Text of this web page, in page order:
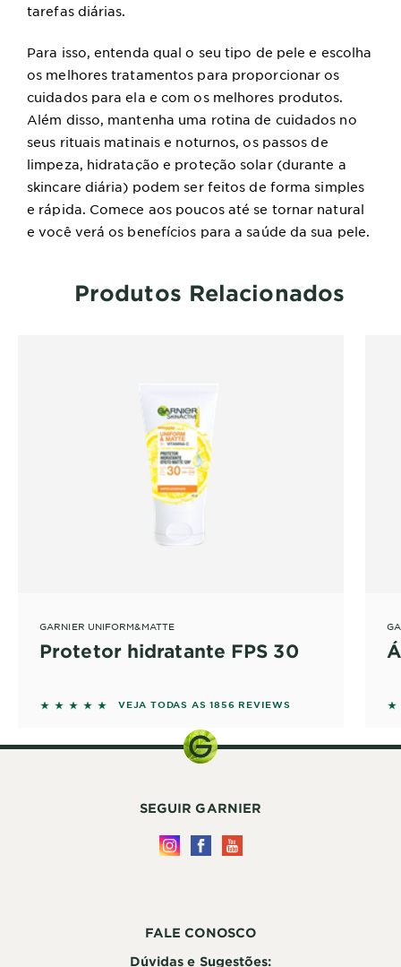
tarefas diárias.
Para isso, entenda qual o seu tipo de pele e escolha
os melhores tratamentos para proporcionar os
cuidados para ela e com os melhores produtos.
Além disso, mantenha uma rotina de cuidados no
seus rituais matinais e noturnos, os passos de
limpeza, hidratação e proteção solar (durante a
skincare diária) podem ser feitos de forma simples
e rápida. Comece aos poucos até se tornar natural
e você verá os benefícios para a saúde da sua pele.
Produtos Relacionados
GARNIER UNIFORM&MATTE
Protetor hidratante FPS 30
5 out of 5 stars based on reviews
VEJA TODAS AS 1856 REVIEWS 4
FALE CONOSCO
Dúvidas e Sugestões:
SEGUIR GARNIER